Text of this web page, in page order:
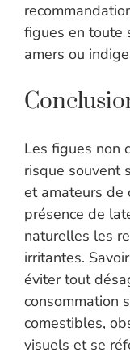
figues en toute
amers ou
Les figues non
risque souvent
et amateurs de
présence de
naturelles les
irritantes.
éviter tout
consommation
comestibles,
visuels et se